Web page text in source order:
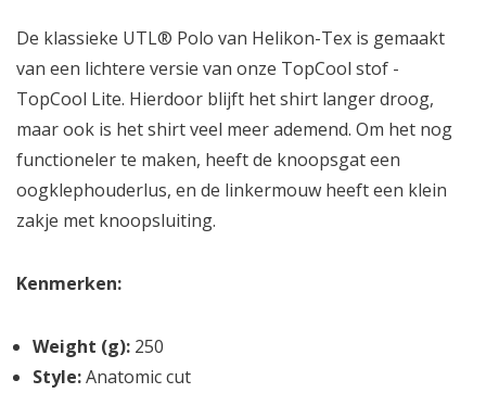
De klassieke UTL® Polo van Helikon-Tex is gemaakt
van een lichtere versie van onze TopCool stof -
TopCool Lite. Hierdoor blijft het shirt langer droog,
maar ook is het shirt veel meer ademend. Om het nog
functioneler te maken, heeft de knoopsgat een
oogklephouderlus, en de linkermouw heeft een klein
zakje met knoopsluiting.
Kenmerken:
Weight (g): 250
Style:Anatomic cut